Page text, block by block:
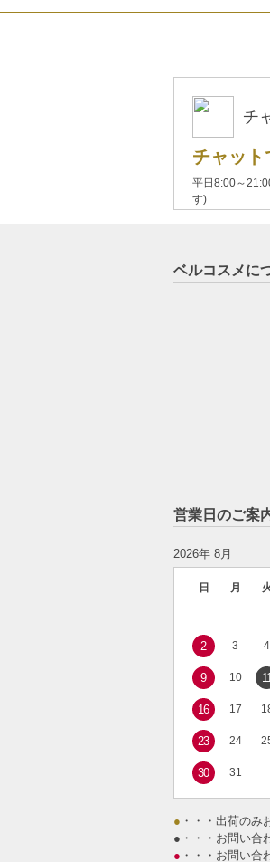
チ
チャッ
平日8:00～
す)
ベルコスメに
営業日のご案
2026年 8月
日 月
2 3 4
9 10
16 17
23 24
30 31
● ・・・出荷のみ
● ・・・お問い合
● ・・・お問い合